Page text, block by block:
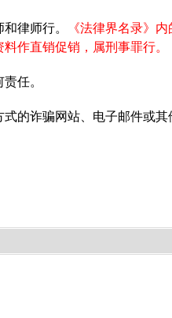
律师行。
《法律界名录》
作直销促销，属刑事罪行。
任。
的诈骗网站、电子邮件或